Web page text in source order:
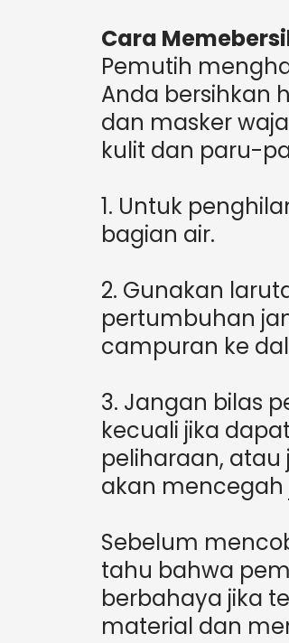
Cara
Pemutih
Anda bersihkan
dan masker
kulit dan paru-
1. Untuk
bagian air.
2. Gunakan
pertumbuhan
campuran ke
3. Jangan bilas
kecuali jika
peliharaan, atau
akan
Sebelum
tahu bahwa
berbahaya jika
material dan